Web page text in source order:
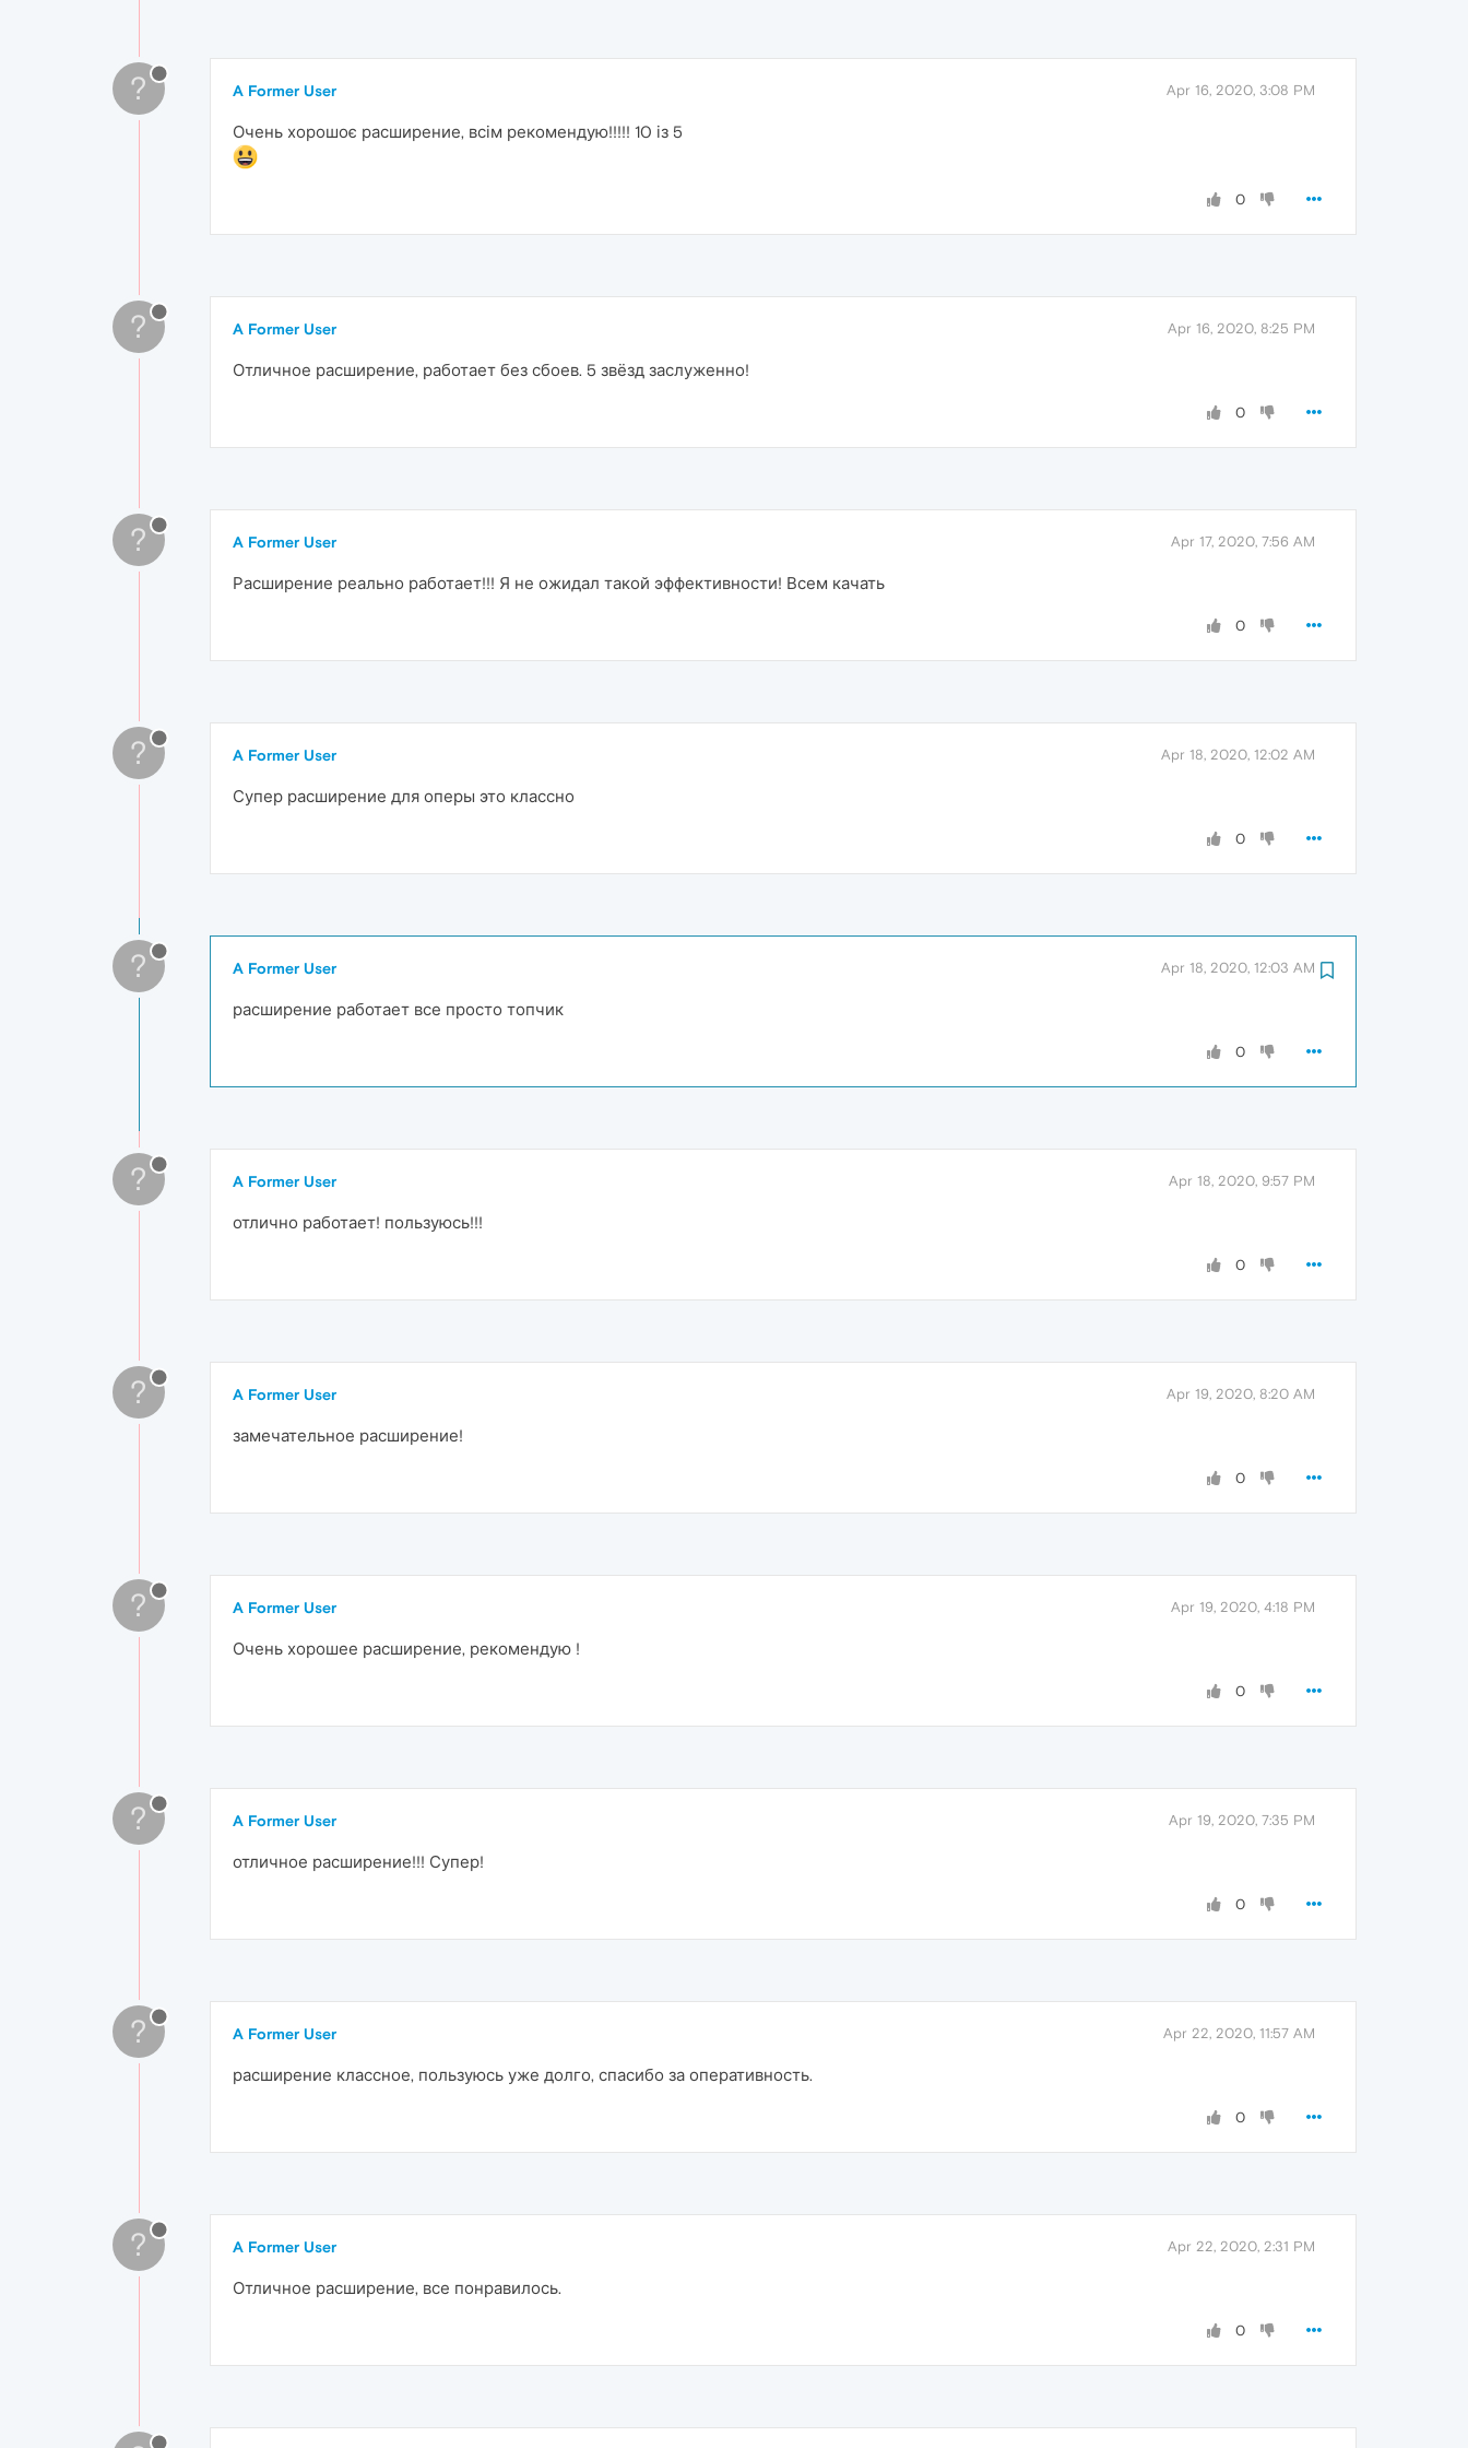
? A Former User Apr 16, 2020, 3:08 PM
Очень хорошоє расширение, всім рекомендую!!!!! 10 із 5
0
? A Former User Apr 16, 2020, 8:25 PM
Отличное расширение, работает без сбоев. 5 звёзд заслуженно!
0
? A Former User Apr 17, 2020, 7:56 AM
Расширение реально работает!!! Я не ожидал такой эффективности! Всем качать
0
? A Former User Apr 18, 2020, 12:02 AM
Супер расширение для оперы это классно
0
? A Former User Apr 18, 2020, 12:03 AM
расширение работает все просто топчик
0
? A Former User Apr 18, 2020, 9:57 PM
отлично работает! пользуюсь!!!
0
? A Former User Apr 19, 2020, 8:20 AM
замечательное расширение!
0
? A Former User Apr 19, 2020, 4:18 PM
Очень хорошее расширение, рекомендую !
0
? A Former User Apr 19, 2020, 7:35 PM
отличное расширение!!! Супер!
0
? A Former User Apr 22, 2020, 11:57 AM
расширение классное, пользуюсь уже долго, спасибо за оперативность.
0
? A Former User Apr 22, 2020, 2:31 PM
Отличное расширение, все понравилось.
0